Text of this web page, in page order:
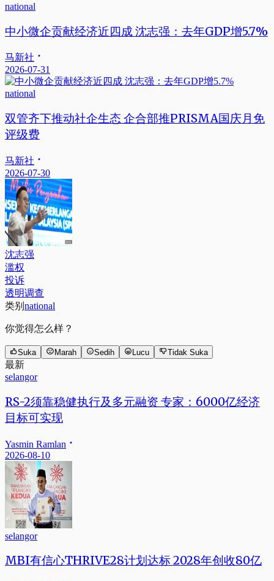
national
中小微企贡献经济近四成 沈志强：去年GDP增5.7%
马新社
2026-07-31
national
双管齐下推动社企生态 企合部推PRISMA国庆月免
评级费
马新社
2026-07-30
沈志强
滥权
投诉
透明调查
类别 national
你觉得怎么样？
Suka Marah Sedih Lucu Tidak Suka
最新
selangor
RS-2须靠稳健执行及多元融资 专家：6000亿经济
目标可实现
Yasmin Ramlan
2026-08-10
selangor
MBI有信心THRIVE28计划达标 2028年创收80亿